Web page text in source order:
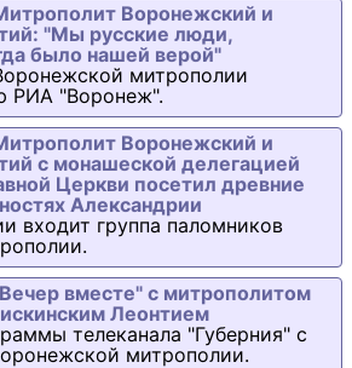
Воронежский и
"Мы русские люди,
было нашей верой"
митрополии
РИА "Воронеж".
Воронежский и
с монашеской делегацией
Церкви посетил древние
Александрии
входит группа паломников
вместе" с митрополитом
Леонтием
телеканала "Губерния" с
митрополии.